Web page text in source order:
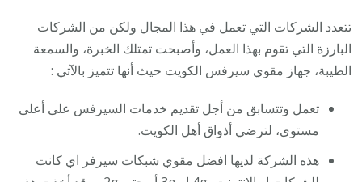
تتعدد الشركات التي تعمل في هذا المجال ولكن من الشركات
البارزة التي تقوم بهذا العمل، وأصبحت تمتلك الخبرة، والسمعة
الطيبة، جهاز مقوي سيرفس الكويت حيث أنها تتميز بالآتي :
تعمل وتتسابق من أجل تقديم خدمات السيرفس على أعلى
مستوى، لترضي أذواق أهل الكويت.
هذه الشركة لديها افضل مقوي شبكات سيرفر اي كانت